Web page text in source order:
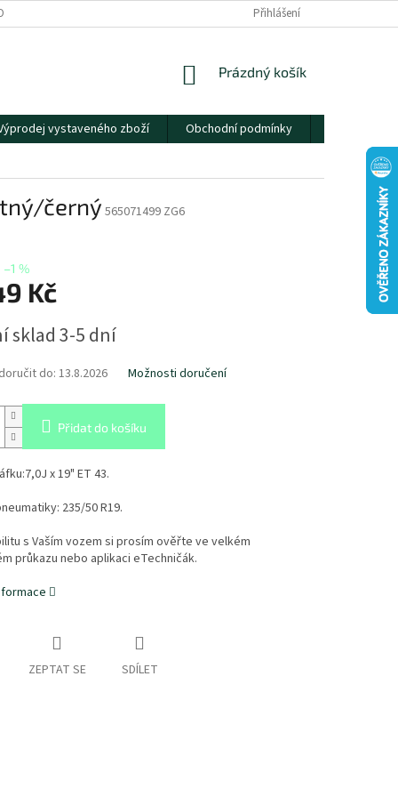
ÚDAJŮ Přihlášení
NÁKUPNÍ
Prázdný košík
vystaveného zboží Obchodní podmínky
černý 565071499 ZG6
–1 %
Kč
sklad 3-5 dní
do: 13.8.2026 Možnosti doručení
Přidat do košíku
7,0J x 19" ET 43.
235/50 R19.
s Vaším vozem si prosím ověřte ve velkém
průkazu nebo aplikaci eTechničák.
ZEPTAT SE SDÍLET